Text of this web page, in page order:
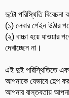
দুটো পরিস্থিতি বিবেচনা
(১) লেবার পেইন উঠার
(২) বাচ্চা হয়ে যাওয়ার
দেখাচ্ছেন না।
এই দুই পরিস্থিতিতে
আপনাকে যেভাবে হেল্প
আপনার বাস্তবতায়